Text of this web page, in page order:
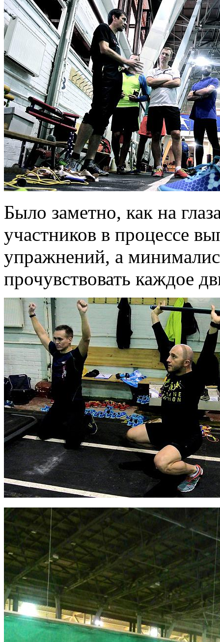
Было заметно, как на
участников в процессе
упражнений, а
прочувствовать каждое